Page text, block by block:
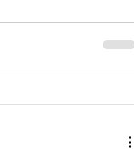
was hitzige